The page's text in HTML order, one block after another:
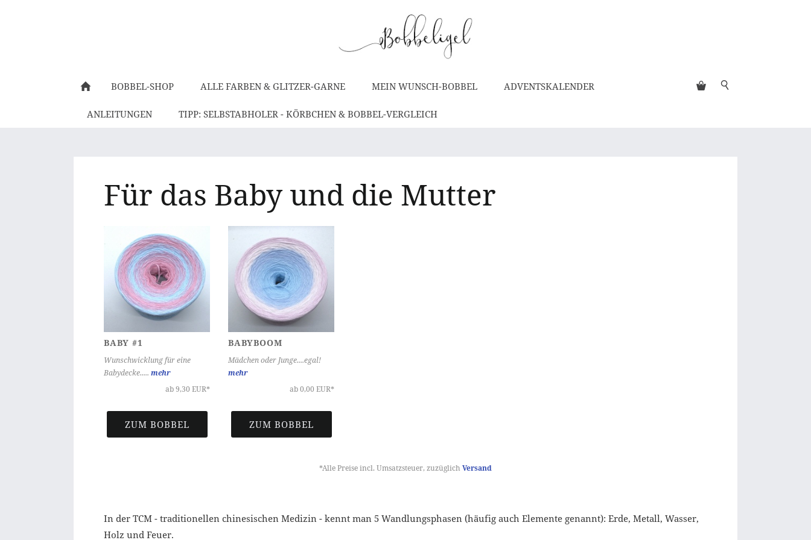
BOBBEL-SHOP ALLE FARBEN & GLITZER-GARNE MEIN WUNSCH-BOBBEL ADVENTSKALENDER
ANLEITUNGEN TIPP: SELBSTABHOLER - KÖRBCHEN & BOBBEL-VERGLEICH
Für das Baby und die Mutter
BABY #1
Wunschwicklung für eine
Babydecke..... mehr
ab 9,30 EUR*
ZUM BOBBEL
BABYBOOM
Mädchen oder Junge....egal!
mehr
ab 0,00 EUR*
ZUM BOBBEL
*Alle Preise incl. Umsatzsteuer, zuzüglich Versand
In der TCM - traditionellen chinesischen Medizin - kennt man 5 Wandlungsphasen (häufig auch Elemente genannt): Erde, Metall, Wasser,
Holz und Feuer.